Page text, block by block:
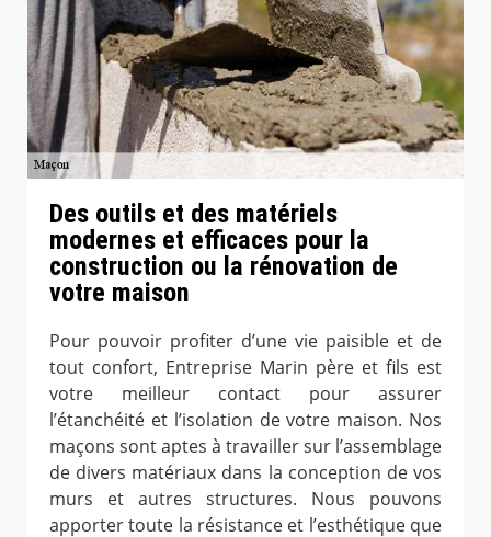
Des outils et des matériels
modernes et efficaces pour la
construction ou la rénovation de
votre maison
Pour pouvoir profiter d’une vie paisible et de
tout confort, Entreprise Marin père et fils est
votre meilleur contact pour assurer
l’étanchéité et l’isolation de votre maison. Nos
maçons sont aptes à travailler sur l’assemblage
de divers matériaux dans la conception de vos
murs et autres structures. Nous pouvons
apporter toute la résistance et l’esthétique que